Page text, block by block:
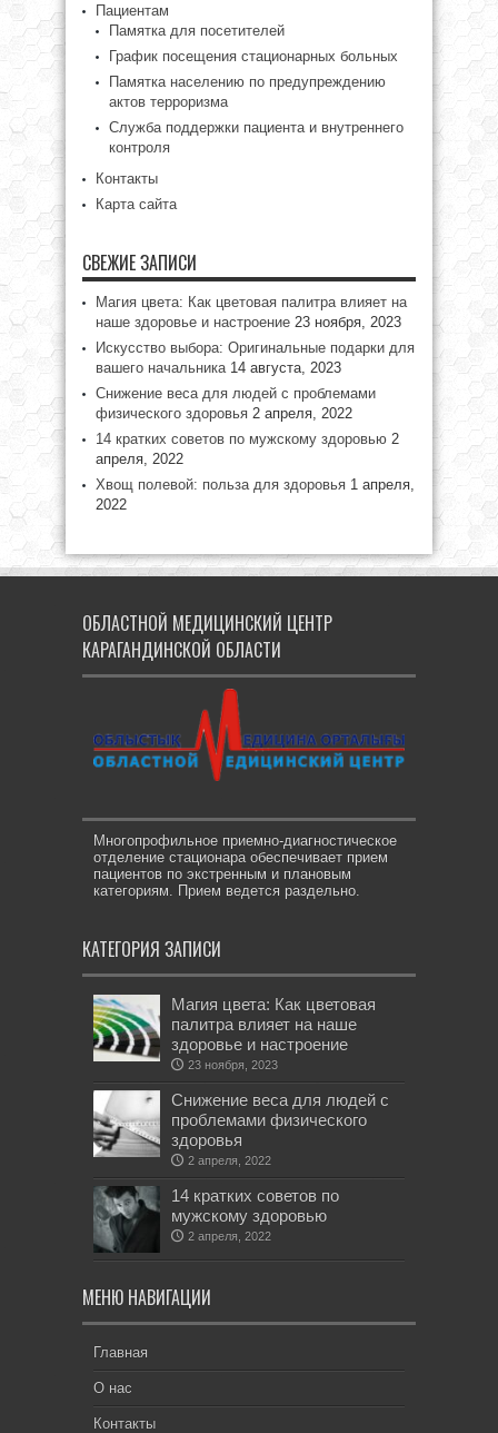
Пациентам
Памятка для посетителей
График посещения стационарных больных
Памятка населению по предупреждению
актов терроризма
Служба поддержки пациента и внутреннего
контроля
Контакты
Карта сайта
СВЕЖИЕ ЗАПИСИ
Магия цвета: Как цветовая палитра влияет на
наше здоровье и настроение 23 ноября, 2023
Искусство выбора: Оригинальные подарки для
вашего начальника 14 августа, 2023
Снижение веса для людей с проблемами
физического здоровья 2 апреля, 2022
14 кратких советов по мужскому здоровью 2
апреля, 2022
Хвощ полевой: польза для здоровья 1 апреля,
2022
ОБЛАСТНОЙ МЕДИЦИНСКИЙ ЦЕНТР
КАРАГАНДИНСКОЙ ОБЛАСТИ
Многопрофильное приемно-диагностическое
отделение стационара обеспечивает прием
пациентов по экстренным и плановым
категориям. Прием ведется раздельно.
КАТЕГОРИЯ ЗАПИСИ
Магия цвета: Как цветовая
палитра влияет на наше
здоровье и настроение
23 ноября, 2023
Снижение веса для людей с
проблемами физического
здоровья
2 апреля, 2022
14 кратких советов по
мужскому здоровью
2 апреля, 2022
МЕНЮ НАВИГАЦИИ
Главная
О нас
Контакты